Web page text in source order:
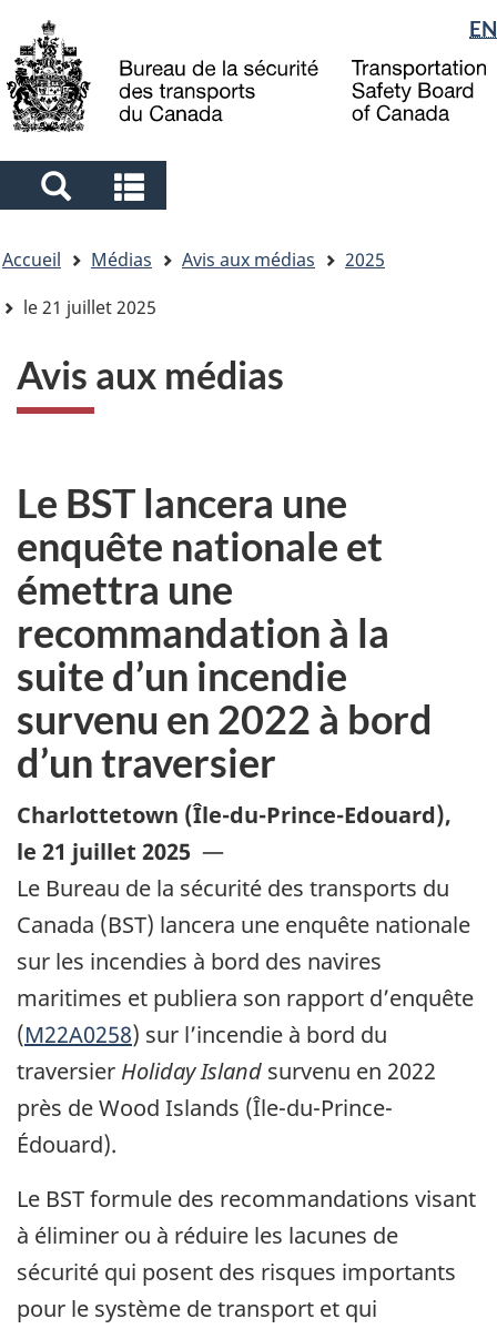
to
main
to
"About
government"
à
la
Sélection
de
la
langue
EN
Search
and
menus
and
menus
êtes
ici
Accueil Médias Avis aux médias
2025
le 21 juillet 2025
Avis aux médias
Le BST lancera une
enquête nationale et
émettra une
recommandation à la
suite d’un incendie
survenu en 2022 à bord
d’un traversier
Charlottetown (Île-du-Prince-Edouard),
le 21 juillet 2025 —
Le Bureau de la sécurité des transports du
Canada (BST) lancera une enquête nationale
sur les incendies à bord des navires
maritimes et publiera son rapport d’enquête
(M22A0258) sur l’incendie à bord du
traversier Holiday Island survenu en 2022
près de Wood Islands (Île-du-Prince-
Édouard).
Le BST formule des recommandations visant
à éliminer ou à réduire les lacunes de
sécurité qui posent des risques importants
pour le système de transport et qui